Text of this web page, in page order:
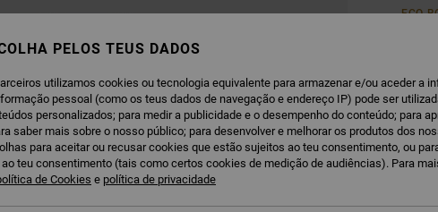
ECO-
€
Paga
COR
PELOS TEUS DADOS
utilizamos cookies ou tecnologia equivalente para armazenar e/ou aceder a
pessoal (como os teus dados de navegação e endereço IP) pode ser
personalizados; para medir a publicidade e o desempenho do conteúdo; para
saber mais sobre o nosso público; para desenvolver e melhorar os produtos dos
para aceitar ou recusar cookies que estão sujeitos ao teu consentimento, ou
teu consentimento (tais como certos cookies de medição de audiências). Para
de Cookies e política de privacidade